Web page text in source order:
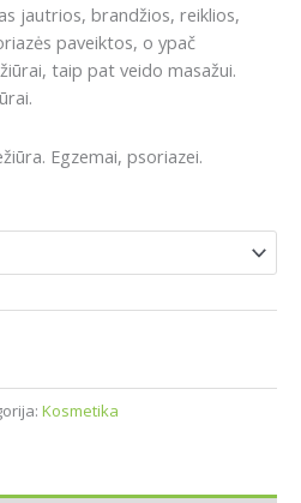
jautrios, brandžios, reiklios,
paveiktos, o ypač
taip pat veido masažui.
Egzemai, psoriazei.
Kosmetika